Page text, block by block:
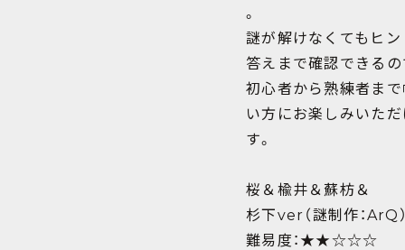
。
謎が解けなくてもヒン
答えまで確認できるの
初心者から熟練者ま
い方にお楽しみいた
す。
桜＆楡井＆蘇枋＆
杉下ver（謎制作：ArQ
難易度：★★☆☆☆